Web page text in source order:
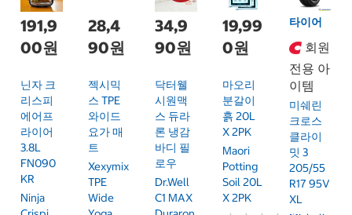
191,9
00원
닌자 크
리스피
에어프
라이어
3.8L
FN090
KR
Ninja
28,4
90원
젝시믹
스 TPE
와이드
요가 매
트
Xexymix
TPE
Wide
34,9
90원
닥터웰
시원맥
스 듀라
론 냉감
바디 필
로우
Dr.Well
C1 MAX
19,99
0원
마오리
분갈이
흙 20L
X 2PK
Maori
Potting
Soil 20L
X 2PK
타이어
회원
전용 아
이템
미쉐린
크로스
클라이
밋 3
205/55
R17 95V
XL